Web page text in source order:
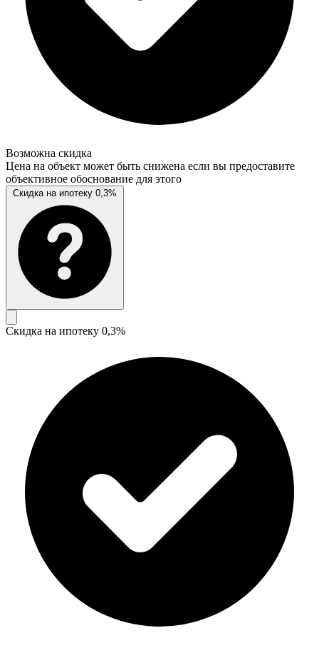
Возможна скидка
Цена на объект может быть снижена если вы предоставите
объективное обоснование для этого
Скидка на ипотеку 0,3%
Скидка на ипотеку 0,3%